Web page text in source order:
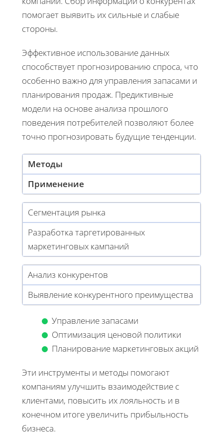
помогает выявить их сильные и слабые
стороны.
Эффективное использование данных
способствует прогнозированию спроса, что
особенно важно для управления запасами и
планирования продаж. Предиктивные
модели на основе анализа прошлого
поведения потребителей позволяют более
точно прогнозировать будущие тенденции.
Методы
Применение
Сегментация рынка
Разработка таргетированных
маркетинговых кампаний
Анализ конкурентов
Выявление конкурентного преимущества
Управление запасами
Оптимизация ценовой политики
Планирование маркетинговых акций
Эти инструменты и методы помогают
компаниям улучшить взаимодействие с
клиентами, повысить их лояльность и в
конечном итоге увеличить прибыльность
бизнеса.